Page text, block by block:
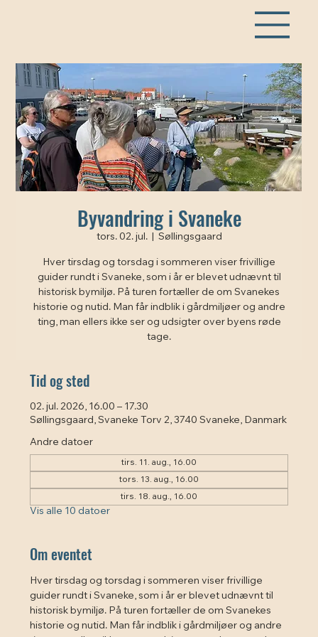
Byvandring i Svaneke
tors. 02. jul.
  |
Søllingsgaard
Hver tirsdag og torsdag i sommeren viser frivillige
guider rundt i Svaneke, som i år er blevet udnævnt til
historisk bymiljø. På turen fortæller de om Svanekes
historie og nutid. Man får indblik i gårdmiljøer og andre
ting, man ellers ikke ser og udsigter over byens røde
tage.
Tid og sted
02. jul. 2026, 16.00 – 17.30
Søllingsgaard, Svaneke Torv 2, 3740 Svaneke, Danmark
Andre datoer
tirs. 11. aug., 16.00
tors. 13. aug., 16.00
tirs. 18. aug., 16.00
Vis alle 10 datoer
Om eventet
Hver tirsdag og torsdag i sommeren viser frivillige
guider rundt i Svaneke, som i år er blevet udnævnt til
historisk bymiljø. På turen fortæller de om Svanekes
historie og nutid. Man får indblik i gårdmiljøer og andre